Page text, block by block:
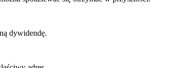
dywidendę.